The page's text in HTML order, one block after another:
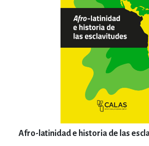
Afro-latinidad e historia de las